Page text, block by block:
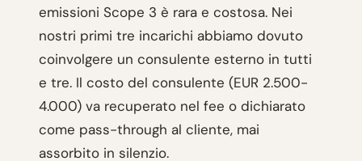
emissioni Scope 3 è rara e costosa. Nei
nostri primi tre incarichi abbiamo dovuto
coinvolgere un consulente esterno in tutti
e tre. Il costo del consulente (EUR 2.500-
4.000) va recuperato nel fee o dichiarato
come pass-through al cliente, mai
assorbito in silenzio.